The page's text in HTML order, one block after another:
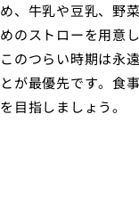
め、牛乳や豆乳、野
めのストローを用意
このつらい時期は永
とが最優先です。食
を目指しましょう。